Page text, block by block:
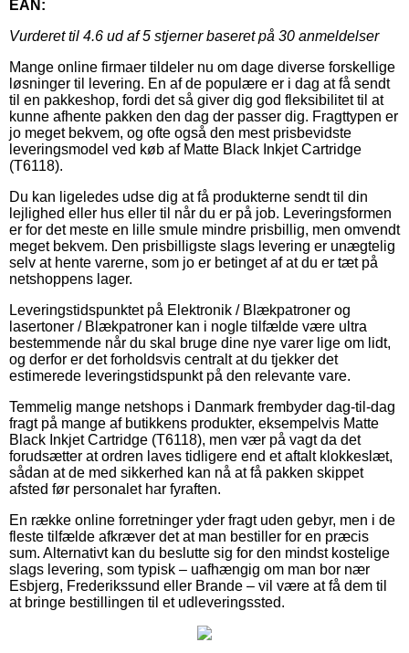
EAN:
Vurderet til 4.6 ud af 5 stjerner baseret på 30 anmeldelser
Mange online firmaer tildeler nu om dage diverse forskellige
løsninger til levering. En af de populære er i dag at få sendt
til en pakkeshop, fordi det så giver dig god fleksibilitet til at
kunne afhente pakken den dag der passer dig. Fragttypen er
jo meget bekvem, og ofte også den mest prisbevidste
leveringsmodel ved køb af Matte Black Inkjet Cartridge
(T6118).
Du kan ligeledes udse dig at få produkterne sendt til din
lejlighed eller hus eller til når du er på job. Leveringsformen
er for det meste en lille smule mindre prisbillig, men omvendt
meget bekvem. Den prisbilligste slags levering er unægtelig
selv at hente varerne, som jo er betinget af at du er tæt på
netshoppens lager.
Leveringstidspunktet på Elektronik / Blækpatroner og
lasertoner / Blækpatroner kan i nogle tilfælde være ultra
bestemmende når du skal bruge dine nye varer lige om lidt,
og derfor er det forholdsvis centralt at du tjekker det
estimerede leveringstidspunkt på den relevante vare.
Temmelig mange netshops i Danmark frembyder dag-til-dag
fragt på mange af butikkens produkter, eksempelvis Matte
Black Inkjet Cartridge (T6118), men vær på vagt da det
forudsætter at ordren laves tidligere end et aftalt klokkeslæt,
sådan at de med sikkerhed kan nå at få pakken skippet
afsted før personalet har fyraften.
En række online forretninger yder fragt uden gebyr, men i de
fleste tilfælde afkræver det at man bestiller for en præcis
sum. Alternativt kan du beslutte sig for den mindst kostelige
slags levering, som typisk – uafhængig om man bor nær
Esbjerg, Frederikssund eller Brande – vil være at få dem til
at bringe bestillingen til et udleveringssted.